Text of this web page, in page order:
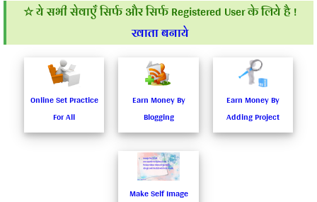
Share
w T G P
☆ ये सभी सेवाएँ सिर्फ और सिर्फ Registered User के लिये है !
खाता बनाये
Online Set Practice
For All
Earn Money By
Blogging
Earn Money By
Adding Project
Make Self Image